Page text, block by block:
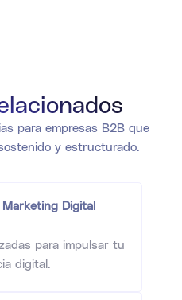
para empresas B2B que
y estructurado.
Digital
para impulsar tu
digital.